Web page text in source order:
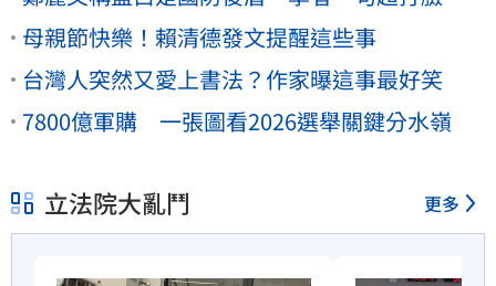
母親節快樂！賴清德發文提醒這些事
台灣人突然又愛上書法？作家曝這事最好笑
7800億軍購 一張圖看2026選舉關鍵分水嶺
立法院大亂鬥 更多